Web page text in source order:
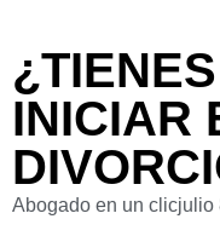
INICIAR
Abogado en un clicjulio